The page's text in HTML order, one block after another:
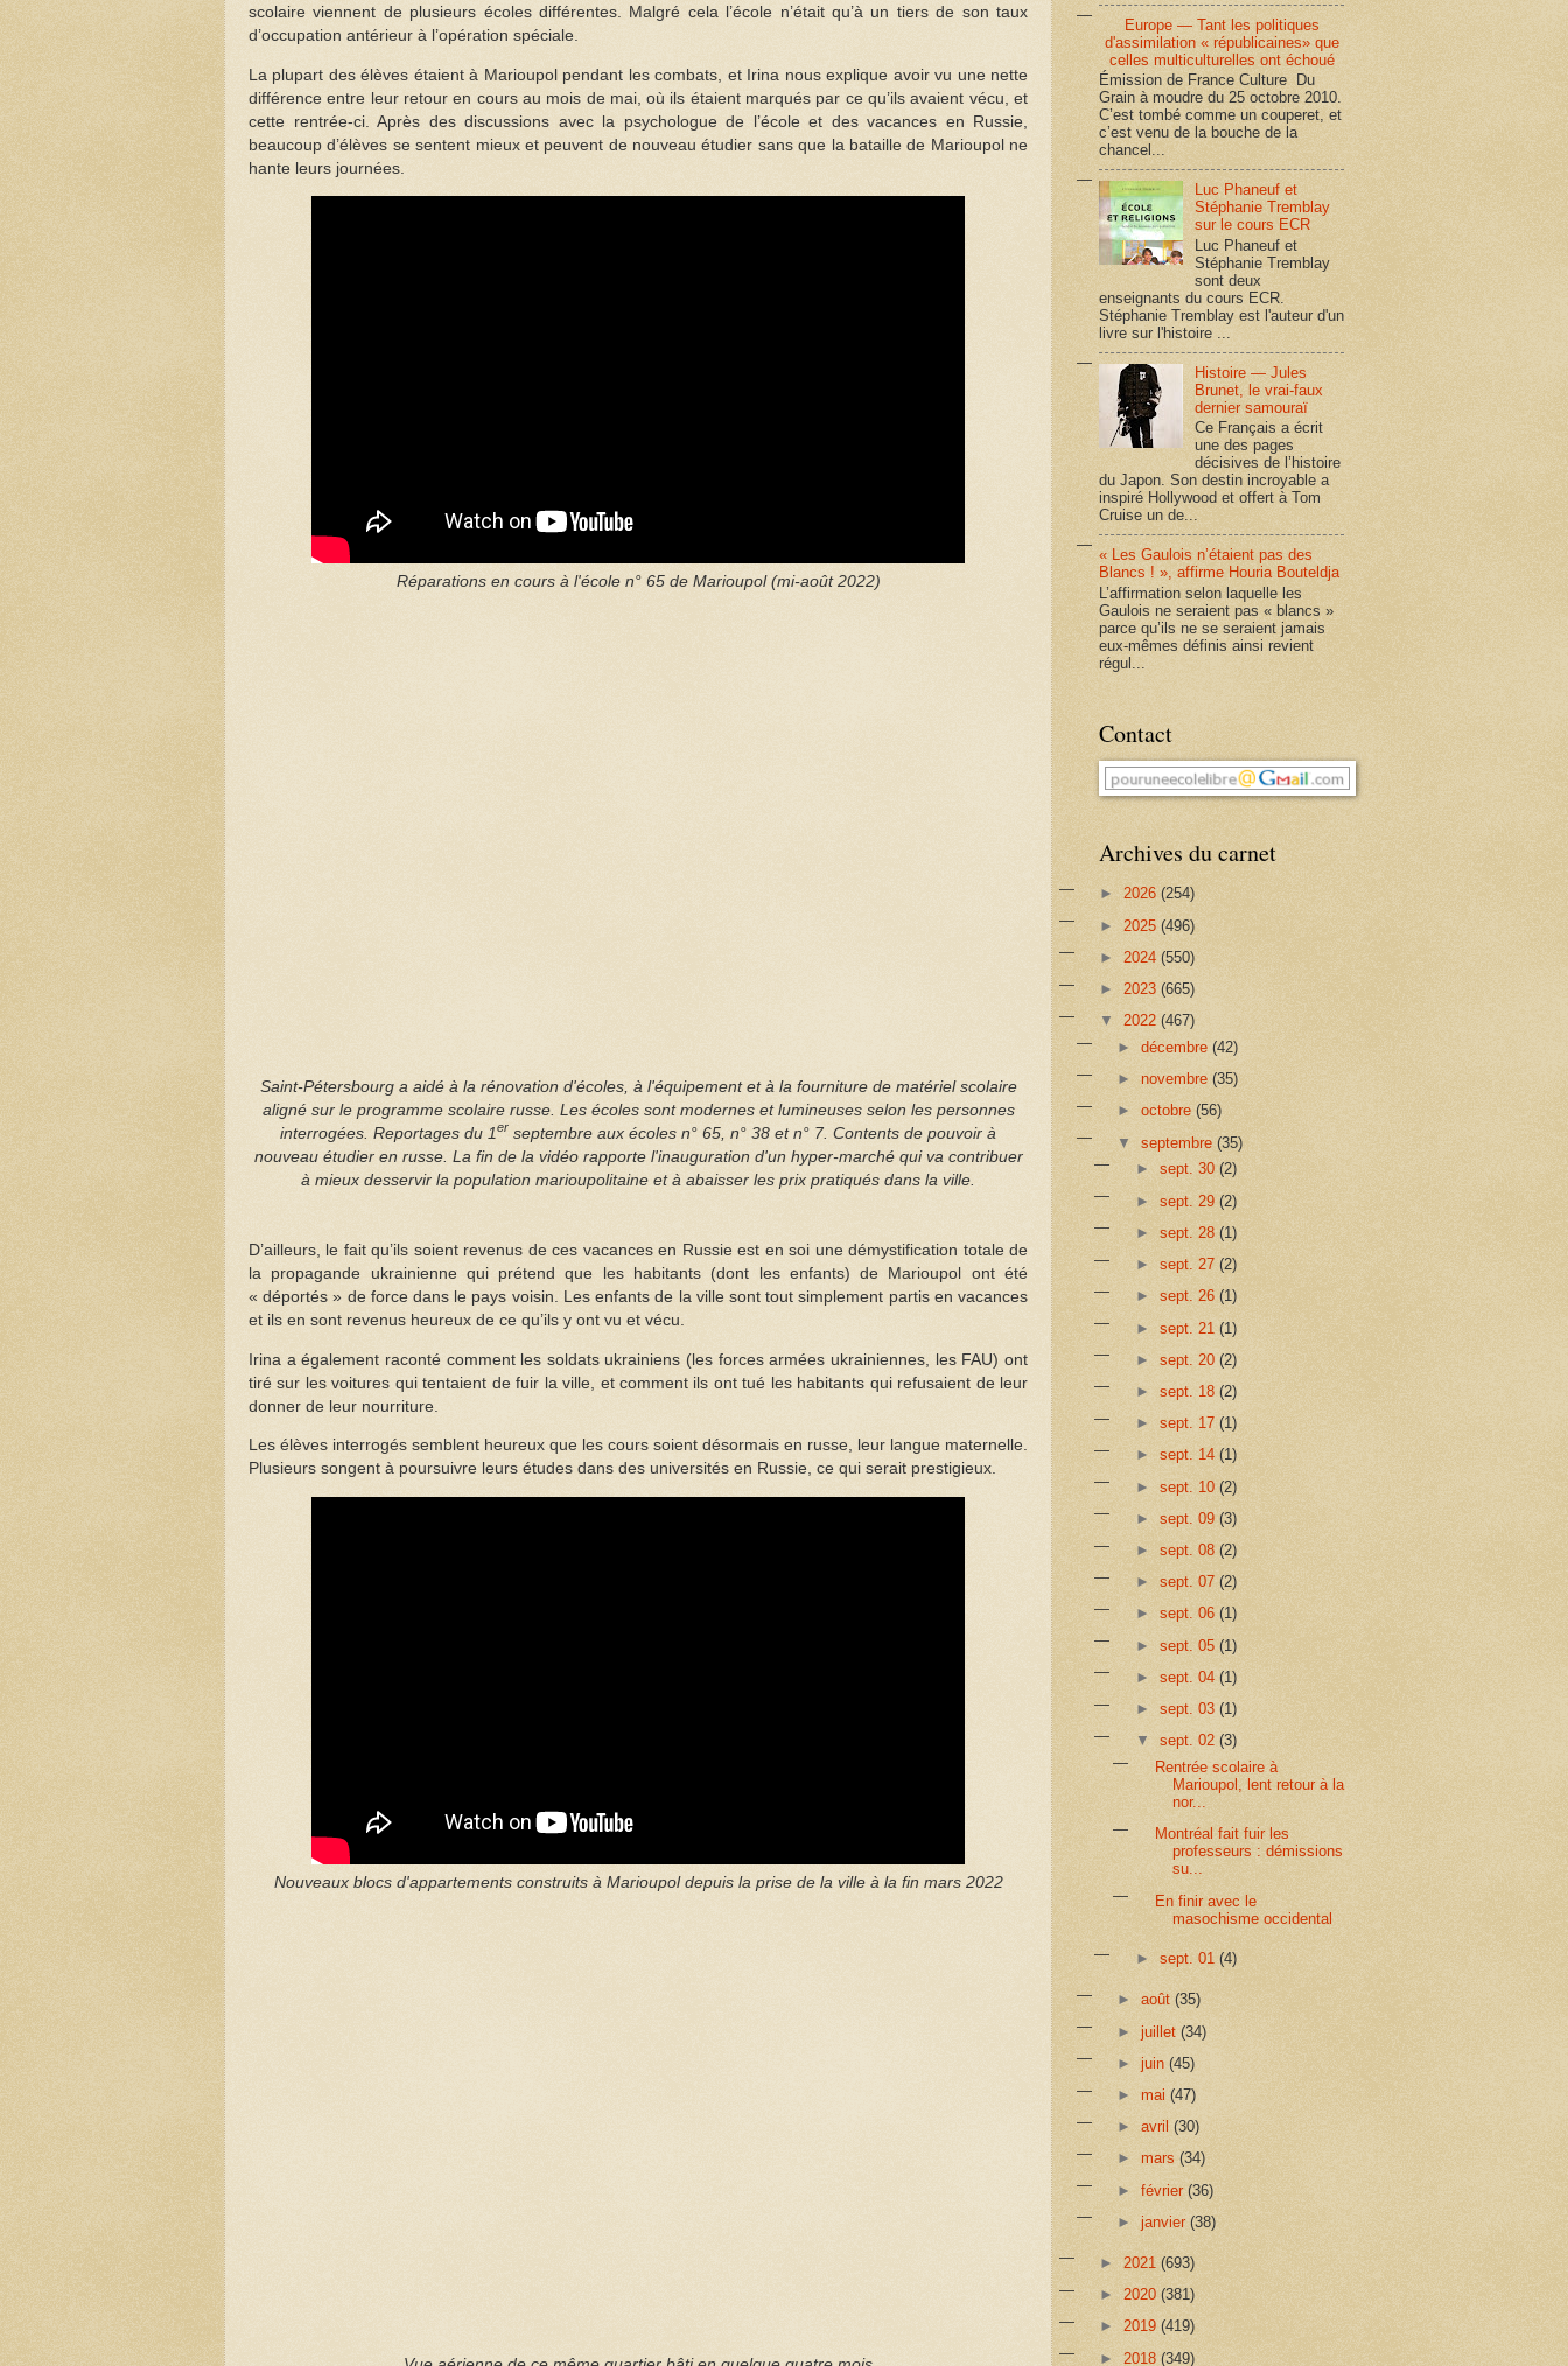
scolaire viennent de plusieurs écoles différentes. Malgré cela l’école n’était qu’à un tiers de son taux
d’occupation antérieur à l’opération spéciale.
La plupart des élèves étaient à Marioupol pendant les combats, et Irina nous explique avoir vu une nette
différence entre leur retour en cours au mois de mai, où ils étaient marqués par ce qu’ils avaient vécu, et
cette rentrée-ci. Après des discussions avec la psychologue de l’école et des vacances en Russie,
beaucoup d’élèves se sentent mieux et peuvent de nouveau étudier sans que la bataille de Marioupol ne
hante leurs journées.
Réparations en cours à l'école n° 65 de Marioupol (mi-août 2022)
Saint-Pétersbourg a aidé à la rénovation d'écoles, à l'équipement et à la fourniture de matériel scolaire
aligné sur le programme scolaire russe. Les écoles sont modernes et lumineuses selon les personnes
interrogées. Reportages du 1er septembre aux écoles n° 65, n° 38 et n° 7. Contents de pouvoir à
nouveau étudier en russe. La fin de la vidéo rapporte l'inauguration d'un hyper-marché qui va contribuer
à mieux desservir la population marioupolitaine et à abaisser les prix pratiqués dans la ville.
D’ailleurs, le fait qu’ils soient revenus de ces vacances en Russie est en soi une démystification totale de
la propagande ukrainienne qui prétend que les habitants (dont les enfants) de Marioupol ont été
« déportés » de force dans le pays voisin. Les enfants de la ville sont tout simplement partis en vacances
et ils en sont revenus heureux de ce qu’ils y ont vu et vécu.
Irina a également raconté comment les soldats ukrainiens (les forces armées ukrainiennes, les FAU) ont
tiré sur les voitures qui tentaient de fuir la ville, et comment ils ont tué les habitants qui refusaient de leur
donner de leur nourriture.
Les élèves interrogés semblent heureux que les cours soient désormais en russe, leur langue maternelle.
Plusieurs songent à poursuivre leurs études dans des universités en Russie, ce qui serait prestigieux.
Nouveaux blocs d'appartements construits à Marioupol depuis la prise de la ville à la fin mars 2022
Europe — Tant les politiques
d'assimilation « républicaines» que
celles multiculturelles ont échoué
Émission de France Culture Du
Grain à moudre du 25 octobre 2010.
C’est tombé comme un couperet, et
c’est venu de la bouche de la
chancel...
Luc Phaneuf et
Stéphanie Tremblay
sur le cours ECR
Luc Phaneuf et
Stéphanie Tremblay
sont deux
enseignants du cours ECR.
Stéphanie Tremblay est l'auteur d'un
livre sur l'histoire ...
Histoire — Jules
Brunet, le vrai-faux
dernier samouraï
Ce Français a écrit
une des pages
décisives de l’histoire
du Japon. Son destin incroyable a
inspiré Hollywood et offert à Tom
Cruise un de...
« Les Gaulois n’étaient pas des
Blancs ! », affirme Houria Bouteldja
L’affirmation selon laquelle les
Gaulois ne seraient pas « blancs »
parce qu’ils ne se seraient jamais
eux-mêmes définis ainsi revient
régul...
Contact
Archives du carnet
► 2026 (254)
► 2025 (496)
► 2024 (550)
► 2023 (665)
▼ 2022 (467)
►décembre(42)
►novembre(35)
►octobre(56)
▼septembre(35)
► sept. 30 (2)
► sept. 29 (2)
► sept. 28 (1)
► sept. 27 (2)
► sept. 26 (1)
► sept. 21 (1)
► sept. 20 (2)
► sept. 18 (2)
► sept. 17 (1)
► sept. 14 (1)
► sept. 10 (2)
► sept. 09 (3)
► sept. 08 (2)
► sept. 07 (2)
► sept. 06 (1)
► sept. 05 (1)
► sept. 04 (1)
► sept. 03 (1)
▼ sept. 02 (3)
Rentrée scolaire à
Marioupol, lent retour à la
nor...
Montréal fait fuir les
professeurs : démissions
su...
En finir avec le
masochisme occidental
► sept. 01 (4)
►août(35)
►juillet(34)
►juin(45)
►mai(47)
►avril(30)
►mars(34)
►février(36)
►janvier(38)
► 2021 (693)
► 2020 (381)
► 2019 (419)
► 2018 (349)